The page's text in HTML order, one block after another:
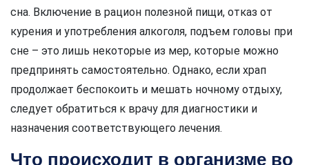
сна. Включение в рацион полезной пищи, отказ от
курения и употребления алкоголя, подъем головы при
сне – это лишь некоторые из мер, которые можно
предпринять самостоятельно. Однако, если храп
продолжает беспокоить и мешать ночному отдыху,
следует обратиться к врачу для диагностики и
назначения соответствующего лечения.
Что происходит в организме во